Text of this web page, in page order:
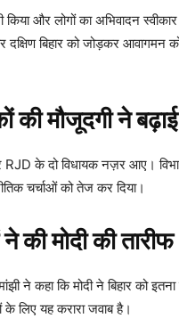
किया और लोगों का अभिवादन
दक्षिण बिहार को जोड़कर आवागमन
की मौजूदगी ने
RJD के दो विधायक नज़र आए।
चर्चाओं को तेज कर दिया।
मोदी की तारीफ
ने कहा कि मोदी ने बिहार को इतना
के लिए यह करारा जवाब है।